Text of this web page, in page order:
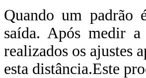
Quando um padrão
saída. Após medir
realizados os ajustes
esta distância.Este